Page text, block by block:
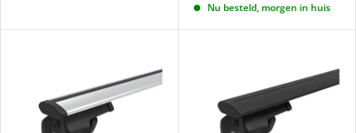
Nu besteld, morgen in huis